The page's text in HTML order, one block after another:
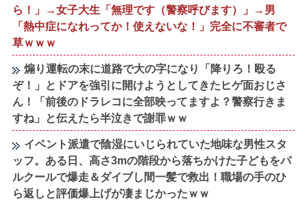
ら！」→女子大生「無理です（警察呼びます）」→男
「熱中症になれってか！使えないな！」完全に不審者で
草ｗｗｗ
煽り運転の末に道路で大の字になり「降りろ！殴る
ぞ！」とドアを強引に開けようとしてきたヒゲ面おじさ
ん！「前後のドラレコに全部映ってますよ？警察行きま
すね」と伝えたら半泣きで謝罪ｗｗ
イベント派遣で陰湿にいじられていた地味な男性スタ
ッフ。ある日、高さ3mの階段から落ちかけた子どもをパ
ルクールで爆走＆ダイブし間一髪で救出！職場の手のひ
ら返しと評価爆上げが凄まじかったｗｗ